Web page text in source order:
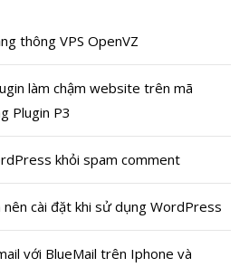
thông VPS OpenVZ
làm chậm website trên mã
Plugin P3
khỏi spam comment
nên cài đặt khi sử dụng WordPress
với BlueMail trên Iphone và